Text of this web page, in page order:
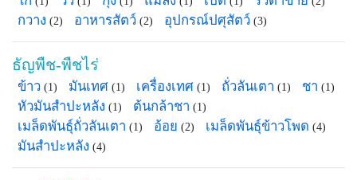
กวาง (2) อาหารสัตว์ (2) อุปกรณ์ปศุสัตว์ (3)
ธัญพืช-พืชไร่
ข้าว (1) มันเทศ (1) เครื่องเทศ (1) ถั่วลันเตา (1) ชา (1)
หัวมันสำปะหลัง (1) ต้นกล้าชา (1)
เมล็ดพันธุ์ถั่วลันเตา (1) อ้อย (2) เมล็ดพันธุ์ข้าวโพด (4)
มันสำปะหลัง (4)